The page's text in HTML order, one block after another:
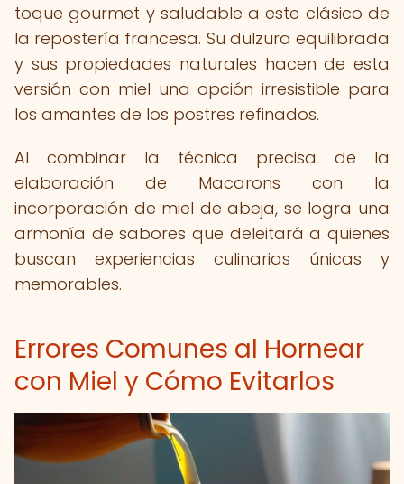
toque gourmet y saludable a este clásico de
la repostería francesa. Su dulzura equilibrada
y sus propiedades naturales hacen de esta
versión con miel una opción irresistible para
los amantes de los postres refinados.
Al combinar la técnica precisa de la
elaboración de Macarons con la
incorporación de miel de abeja, se logra una
armonía de sabores que deleitará a quienes
buscan experiencias culinarias únicas y
memorables.
Errores Comunes al Hornear
con Miel y Cómo Evitarlos